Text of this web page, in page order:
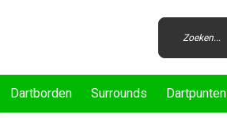
Dartborden Surrounds Dartpunten